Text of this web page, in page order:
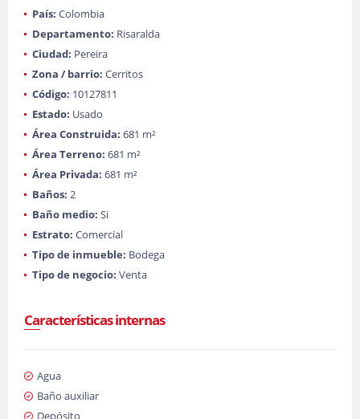
País: Colombia
Departamento: Risaralda
Ciudad: Pereira
Zona / barrio: Cerritos
Código: 10127811
Estado: Usado
Área Construida: 681 m²
Área Terreno: 681 m²
Área Privada: 681 m²
Baños: 2
Baño medio: Si
Estrato: Comercial
Tipo de inmueble: Bodega
Tipo de negocio: Venta
Características internas
Agua
Baño auxiliar
Depósito